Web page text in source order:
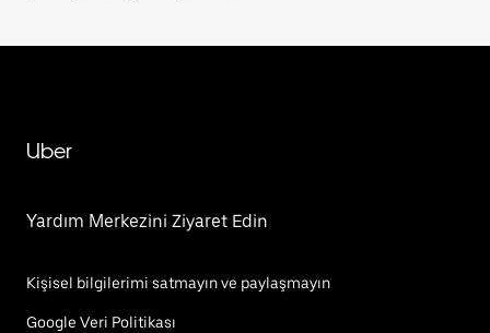
Uber
Yardım Merkezini Ziyaret Edin
Kişisel bilgilerimi satmayın ve paylaşmayın
Google Veri Politikası